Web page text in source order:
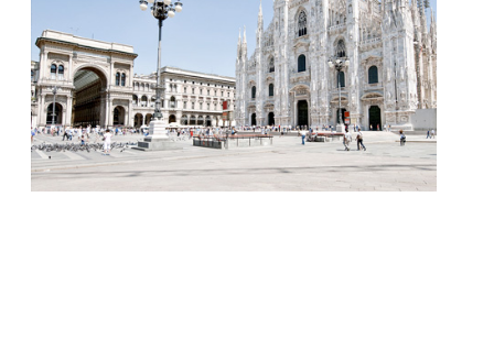
REGATE
NEWS
ISTRUTTORI
I nostri Istruttori
Documenti Istruttori